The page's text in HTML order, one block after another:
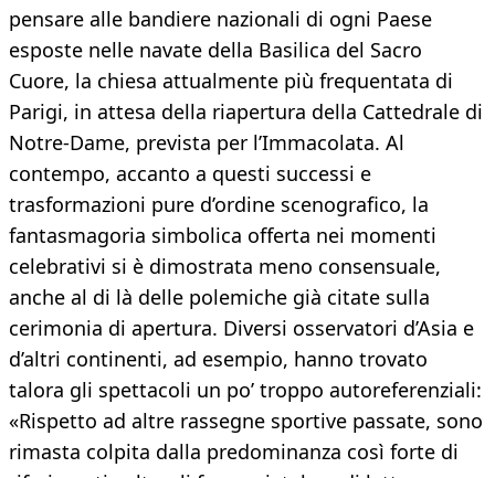
pensare alle bandiere nazionali di ogni Paese
esposte nelle navate della Basilica del Sacro
Cuore, la chiesa attualmente più frequentata di
Parigi, in attesa della riapertura della Cattedrale di
Notre-Dame, prevista per l’Immacolata. Al
contempo, accanto a questi successi e
trasformazioni pure d’ordine scenografico, la
fantasmagoria simbolica offerta nei momenti
celebrativi si è dimostrata meno consensuale,
anche al di là delle polemiche già citate sulla
cerimonia di apertura. Diversi osservatori d’Asia e
d’altri continenti, ad esempio, hanno trovato
talora gli spettacoli un po’ troppo autoreferenziali:
«Rispetto ad altre rassegne sportive passate, sono
rimasta colpita dalla predominanza così forte di